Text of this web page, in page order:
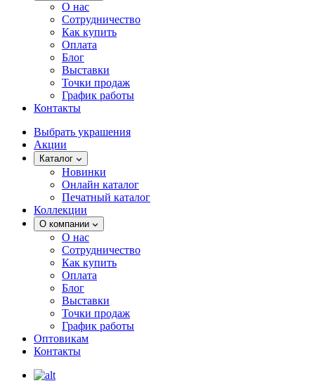
О нас
Сотрудничество
Как купить
Оплата
Блог
Выставки
Точки продаж
График работы
Контакты
Выбрать украшения
Акции
Каталог
Новинки
Онлайн каталог
Печатный каталог
Коллекции
О компании
О нас
Сотрудничество
Как купить
Оплата
Блог
Выставки
Точки продаж
График работы
Оптовикам
Контакты